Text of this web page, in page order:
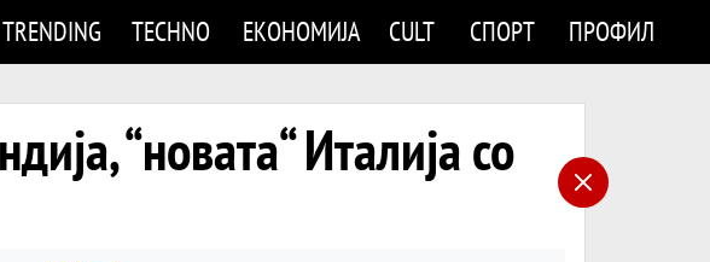
TRENDING TECHNO ЕКОНОМИЈА CULT СПОРТ ПРОФИЛ
“новата“ Италија со